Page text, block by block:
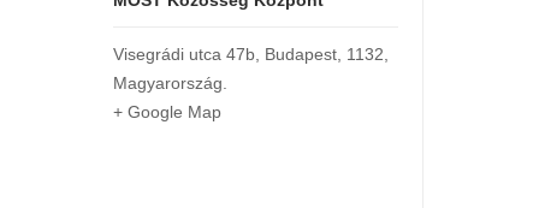
Visegrádi utca 47b, Budapest, 1132
Magyarország
+ Google Map